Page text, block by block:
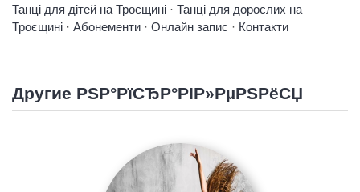
Танці для дітей на Троєщині · Танці для дорослих на
Троєщині · Абонементи · Онлайн запис · Контакти
Другие РЅР°РїСЂР°РІР»РµРЅРёСЏ